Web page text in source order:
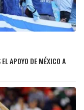
APOYO DE MÉXICO A